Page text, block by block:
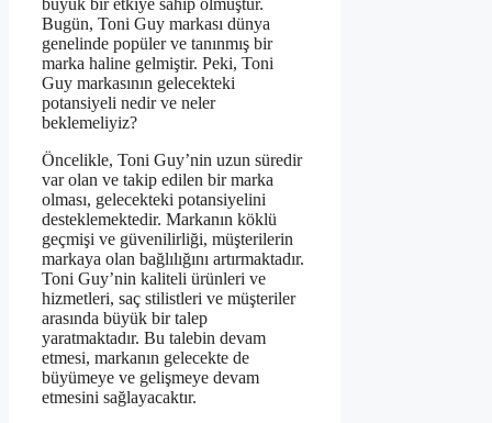
Bugün, Toni Guy markası dünya
genelinde popüler ve tanınmış bir
marka haline gelmiştir. Peki, Toni
Guy markasının gelecekteki
potansiyeli nedir ve neler
beklemeliyiz?
Öncelikle, Toni Guy’nin uzun süredir
var olan ve takip edilen bir marka
olması, gelecekteki potansiyelini
desteklemektedir. Markanın köklü
geçmişi ve güvenilirliği, müşterilerin
markaya olan bağlılığını artırmaktadır.
Toni Guy’nin kaliteli ürünleri ve
hizmetleri, saç stilistleri ve müşteriler
arasında büyük bir talep
yaratmaktadır. Bu talebin devam
etmesi, markanın gelecekte de
büyümeye ve gelişmeye devam
etmesini sağlayacaktır.